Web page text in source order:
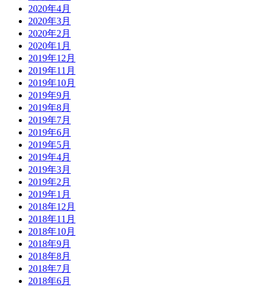
2020年4月
2020年3月
2020年2月
2020年1月
2019年12月
2019年11月
2019年10月
2019年9月
2019年8月
2019年7月
2019年6月
2019年5月
2019年4月
2019年3月
2019年2月
2019年1月
2018年12月
2018年11月
2018年10月
2018年9月
2018年8月
2018年7月
2018年6月